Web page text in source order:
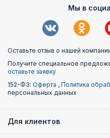
Мы в
Оставьте отзыв о нашей
Получите специальное
оставьте заявку
152-ФЗ: Оферта , Политика
персональных данных
Для клиентов